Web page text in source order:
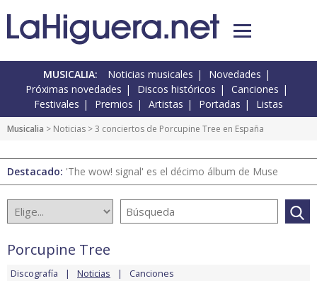
MUSICALIA: Noticias musicales
Novedades
Próximas novedades
Discos históricos
Canciones
Festivales
Premios Artistas Portadas Listas
Musicalia > Noticias > 3 conciertos de Porcupine Tree en España
Destacado: 'The wow! signal' es el décimo álbum de Muse
Porcupine Tree
Discografía Noticias Canciones